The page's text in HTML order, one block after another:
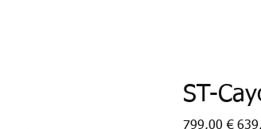
ST-
Ursprünglicher
799,00 €